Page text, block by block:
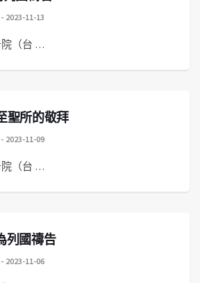
2023-11-13
院（台 …
聖所的敬拜
2023-11-09
院（台 …
列國禱告
2023-11-06